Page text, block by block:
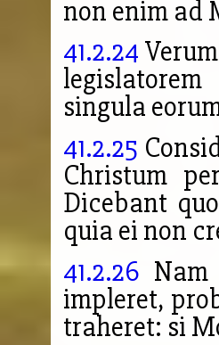
non enim ad
41.2.24
singula
41.2.25
Christum
Dicebant
quia ei non
41.2.26
impleret,
traheret: si